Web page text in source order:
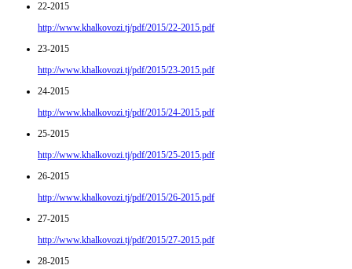
22-2015
http://www.khalkovozi.tj/pdf/2015/22-2015.pdf
23-2015
http://www.khalkovozi.tj/pdf/2015/23-2015.pdf
24-2015
http://www.khalkovozi.tj/pdf/2015/24-2015.pdf
25-2015
http://www.khalkovozi.tj/pdf/2015/25-2015.pdf
26-2015
http://www.khalkovozi.tj/pdf/2015/26-2015.pdf
27-2015
http://www.khalkovozi.tj/pdf/2015/27-2015.pdf
28-2015